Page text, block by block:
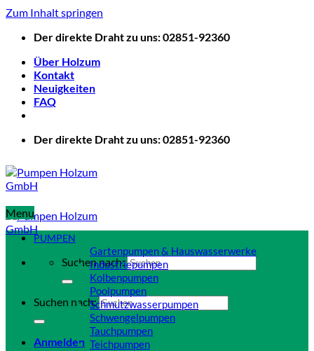
Zum Inhalt springen
Der direkte Draht zu uns: 02851-92360
Über Holzum
Kontakt
Neuigkeiten
FAQ
Der direkte Draht zu uns: 02851-92360
Suchen nach:
Suchen nach:
Anmelden
Menu
PUMPEN
Gartenpumpen & Hauswasserwerke
Industriepumpen
Kolbenpumpen
Poolpumpen
Schmutzwasserpumpen
Schwengelpumpen
Tauchpumpen
Teichpumpen